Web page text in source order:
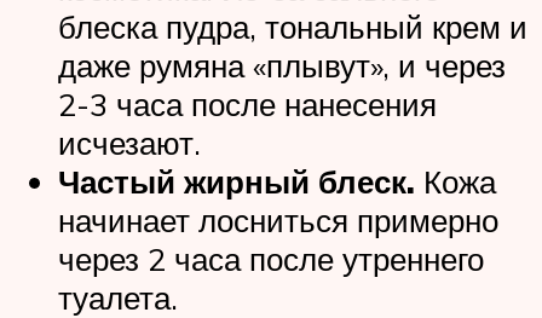
блеска пудра, тональный крем и
даже румяна «плывут», и через
2-3 часа после нанесения
исчезают.
Частый жирный блеск. Кожа
начинает лосниться примерно
через 2 часа после утреннего
туалета.